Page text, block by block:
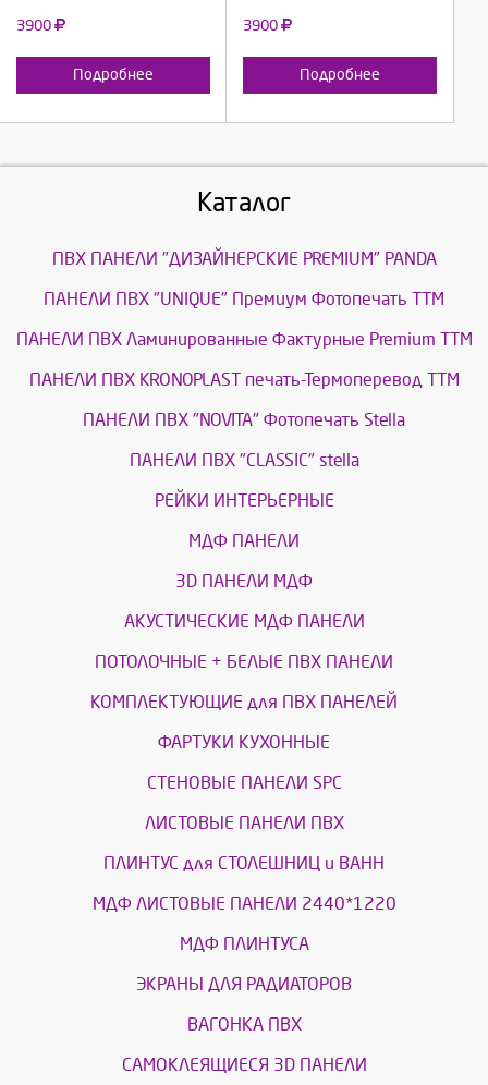
3900
Подробнее
3900
Подробнее
Каталог
ПВХ ПАНЕЛИ "ДИЗАЙНЕРСКИЕ PREMIUM" PANDA
ПАНЕЛИ ПВХ "UNIQUE" Премиум Фотопечать ТТМ
ПАНЕЛИ ПВХ Ламинированные Фактурные Premium ТТМ
ПАНЕЛИ ПВХ KRONOPLAST печать-Термоперевод ТТМ
ПАНЕЛИ ПВХ "NOVITA" Фотопечать Stella
ПАНЕЛИ ПВХ "CLASSIC" stella
РЕЙКИ ИНТЕРЬЕРНЫЕ
МДФ ПАНЕЛИ
3D ПАНЕЛИ МДФ
АКУСТИЧЕСКИЕ МДФ ПАНЕЛИ
ПОТОЛОЧНЫЕ + БЕЛЫЕ ПВХ ПАНЕЛИ
КОМПЛЕКТУЮЩИЕ для ПВХ ПАНЕЛЕЙ
ФАРТУКИ КУХОННЫЕ
СТЕНОВЫЕ ПАНЕЛИ SPC
ЛИСТОВЫЕ ПАНЕЛИ ПВХ
ПЛИНТУС для СТОЛЕШНИЦ и ВАНН
МДФ ЛИСТОВЫЕ ПАНЕЛИ 2440*1220
МДФ ПЛИНТУСА
ЭКРАНЫ ДЛЯ РАДИАТОРОВ
ВАГОНКА ПВХ
САМОКЛЕЯЩИЕСЯ 3D ПАНЕЛИ